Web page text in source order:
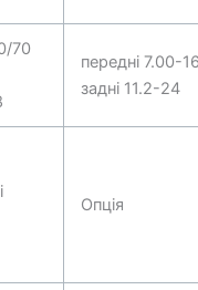
70
передні 7.00-
задні 11.2-24
Опція